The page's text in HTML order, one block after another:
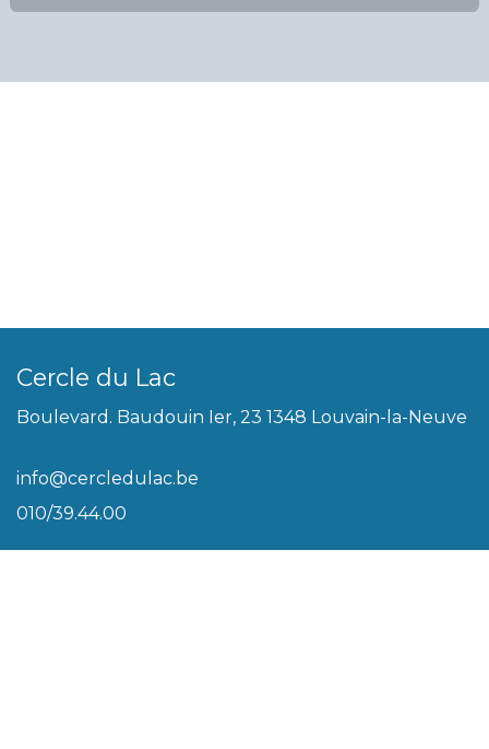
Cercle du Lac
Boulevard. Baudouin Ier, 23 1348 Louvain-la-Neuve
info@cercledulac.be
010/39.44.00